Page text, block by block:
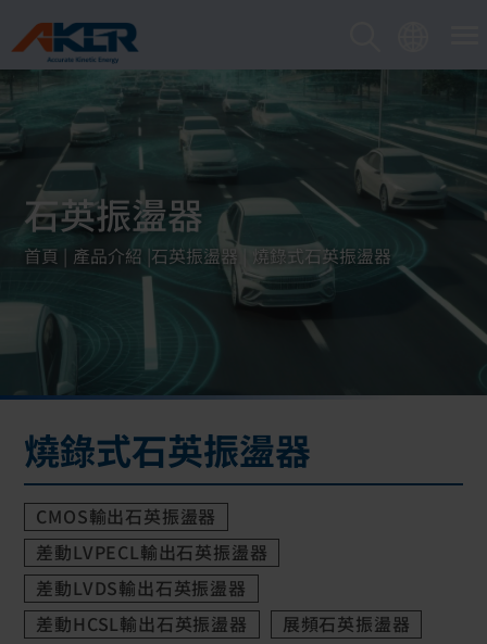
石英振盪器
首頁 產品介紹 石英振盪器 燒錄式石英振盪器
燒錄式石英振盪器
CMOS輸出石英振盪器
差動LVPECL輸出石英振盪器
差動LVDS輸出石英振盪器
差動HCSL輸出石英振盪器
展頻石英振盪器
Cookie管理面板